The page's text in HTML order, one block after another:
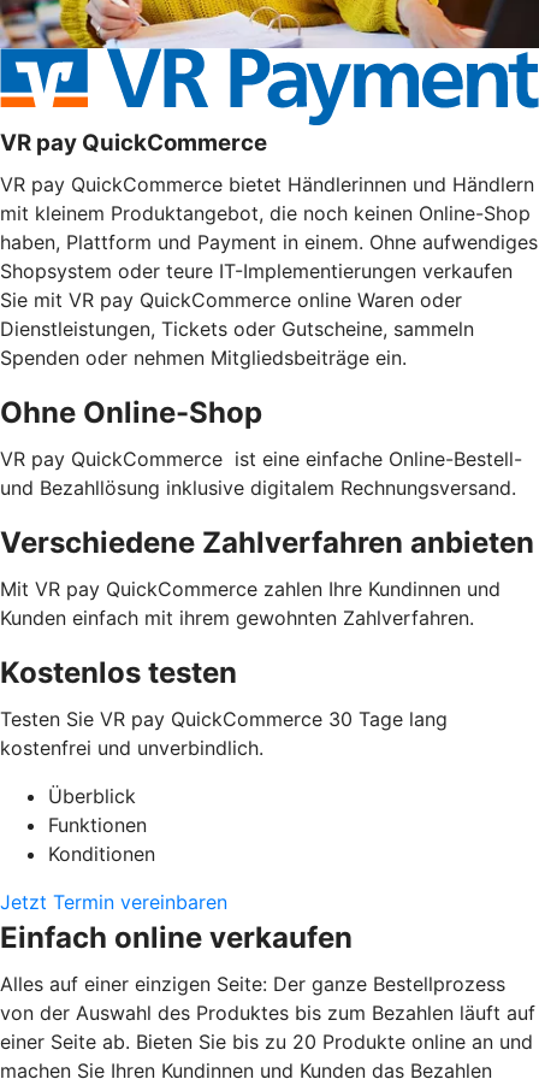
VR pay QuickCommerce
VR pay QuickCommerce bietet Händlerinnen und Händlern
mit kleinem Produktangebot, die noch keinen Online-Shop
haben, Plattform und Payment in einem. Ohne aufwendiges
Shopsystem oder teure IT-Implementierungen verkaufen
Sie mit VR pay QuickCommerce online Waren oder
Dienstleistungen, Tickets oder Gutscheine, sammeln
Spenden oder nehmen Mitgliedsbeiträge ein.
Ohne Online-Shop
VR pay QuickCommerce ist eine einfache Online-Bestell-
und Bezahllösung inklusive digitalem Rechnungsversand.
Verschiedene Zahlverfahren anbieten
Mit VR pay QuickCommerce zahlen Ihre Kundinnen und
Kunden einfach mit ihrem gewohnten Zahlverfahren.
Kostenlos testen
Testen Sie VR pay QuickCommerce 30 Tage lang
kostenfrei und unverbindlich.
Überblick
Funktionen
Konditionen
Jetzt Termin vereinbaren
Einfach online verkaufen
Alles auf einer einzigen Seite: Der ganze Bestellprozess
von der Auswahl des Produktes bis zum Bezahlen läuft auf
einer Seite ab. Bieten Sie bis zu 20 Produkte online an und
machen Sie Ihren Kundinnen und Kunden das Bezahlen